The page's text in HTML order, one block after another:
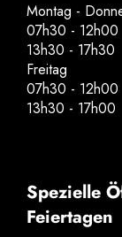
Montag -
07h30 - 12h00
13h30 - 17h30
Freitag
07h30 - 12h00
13h30 - 17h00
Spezielle
Feiertagen